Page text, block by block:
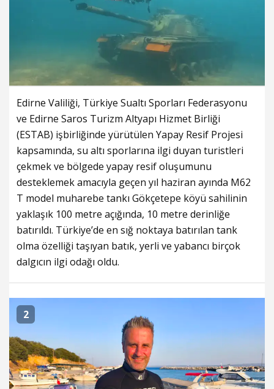
Edirne Valiliği, Türkiye Sualtı Sporları Federasyonu
ve Edirne Saros Turizm Altyapı Hizmet Birliği
(ESTAB) işbirliğinde yürütülen Yapay Resif Projesi
kapsamında, su altı sporlarına ilgi duyan turistleri
çekmek ve bölgede yapay resif oluşumunu
desteklemek amacıyla geçen yıl haziran ayında M62
T model muharebe tankı Gökçetepe köyü sahilinin
yaklaşık 100 metre açığında, 10 metre derinliğe
batırıldı. Türkiye’de en sığ noktaya batırılan tank
olma özelliği taşıyan batık, yerli ve yabancı birçok
dalgıcın ilgi odağı oldu.
2